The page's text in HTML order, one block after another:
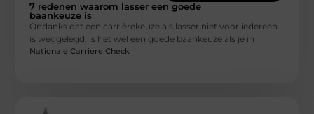
7 redenen waarom lasser een goede
baankeuze is
Ondanks dat een carrièrekeuze als lasser niet voor iedereen
is weggelegd, is het wel een goede baankeuze als je in
Nationale Carriere Check